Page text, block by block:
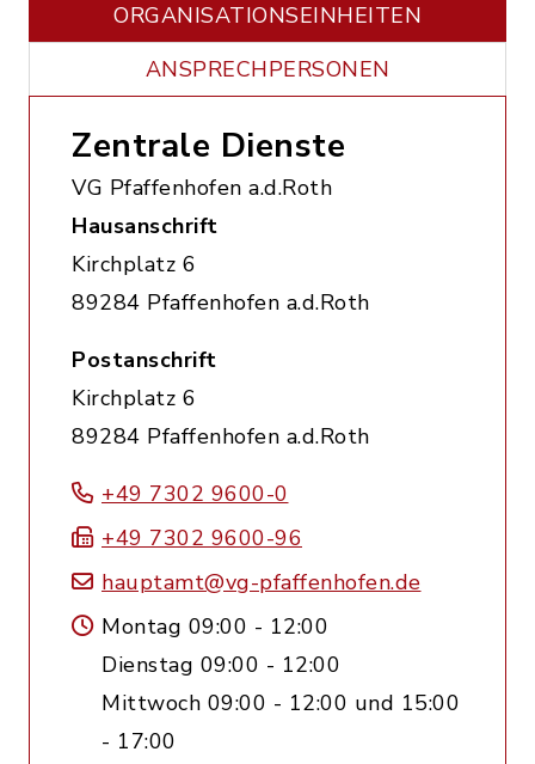
ORGANISATIONS­EINHEITEN
ANSPRECHPERSONEN
Zentrale Dienste
VG Pfaffenhofen a.d.Roth
Hausanschrift
Kirchplatz 6
89284 Pfaffenhofen a.d.Roth
Postanschrift
Kirchplatz 6
89284 Pfaffenhofen a.d.Roth
+49 7302 9600-0
+49 7302 9600-96
hauptamt@vg-pfaffenhofen.de
Montag 09:00 - 12:00
Dienstag 09:00 - 12:00
Mittwoch 09:00 - 12:00 und 15:00
- 17:00